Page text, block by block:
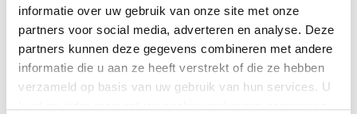
informatie over uw gebruik van onze site met onze
partners voor social media, adverteren en analyse. Deze
partners kunnen deze gegevens combineren met andere
informatie die u aan ze heeft verstrekt of die ze hebben
verzameld op basis van uw gebruik van hun services. U
spinnende kat• Snelste muurklimmer • Snelste
drummer • Langste dominolijnEn nog veel meer!